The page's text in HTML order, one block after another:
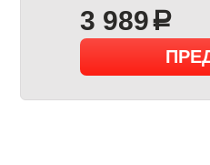
3 989 a